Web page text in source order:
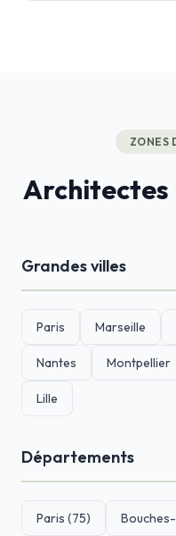
ZONES
Architectes
Grandes villes
Paris Marseille
Nantes Montpellier
Lille
Départements
Paris (75)